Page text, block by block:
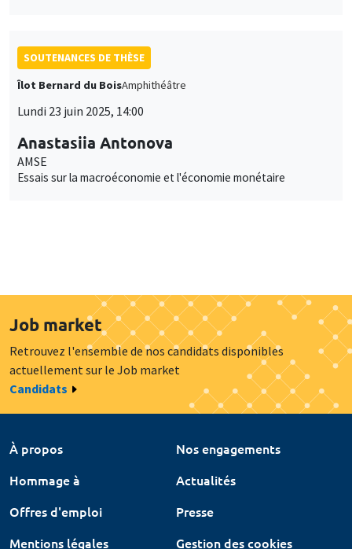
SOUTENANCES DE THÈSE
Îlot Bernard du BoisAmphithéâtre
Lundi 23 juin 2025, 14:00
Anastasiia Antonova
AMSE
Essais sur la macroéconomie et l'économie monétaire
Job market
Retrouvez l'ensemble de nos candidats disponibles
actuellement sur le Job market
Candidats
À propos
Nos engagements
Hommage à
Actualités
Offres d'emploi
Presse
Mentions légales
Gestion des cookies